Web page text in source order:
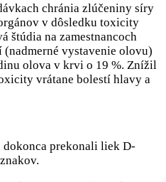
chránia zlúčeniny síry
v dôsledku toxicity
štúdia na zamestnancoch
vystavenie olovu)
olova v krvi o 19 %. Znížil
vrátane bolestí hlavy a
dokonca prekonali liek D-